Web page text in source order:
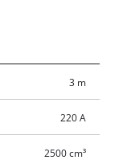
3 m
220 A
2500 cm³